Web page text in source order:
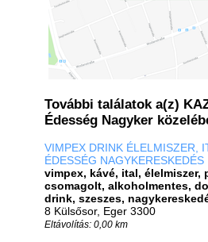
További találatok a(z)
Édesség Nagyker
VIMPEX DRINK ÉLELMISZER,
ÉDESSÉG NAGYKERESKEDÉS
vimpex, kávé, ital, élelmiszer,
csomagolt, alkoholmentes,
drink, szeszes,
8 Külsősor, Eger 3300
Eltávolítás: 0,00 km